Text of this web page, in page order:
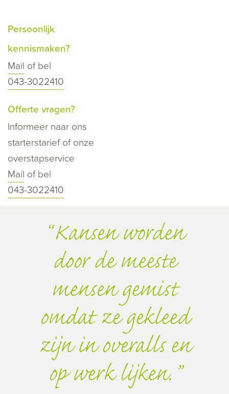
Persoonlijk
kennismaken?
Mail of bel
043-3022410
Offerte vragen?
Informeer naar ons
starterstarief of onze
overstapservice
Mail of bel
043-3022410
Kansen worden
door de meeste
mensen gemist
omdat ze gekleed
zijn in overalls en
op werk lijken.